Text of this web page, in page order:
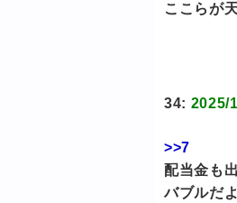
ここらが
34: 2025/
>>7
配当金も
バブルだ